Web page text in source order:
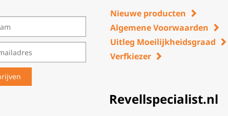
Nieuwe producten
Algemene Voorwaarden
Uitleg Moeilijkheidsgraad
Verfkiezer
Revellspecialist.nl